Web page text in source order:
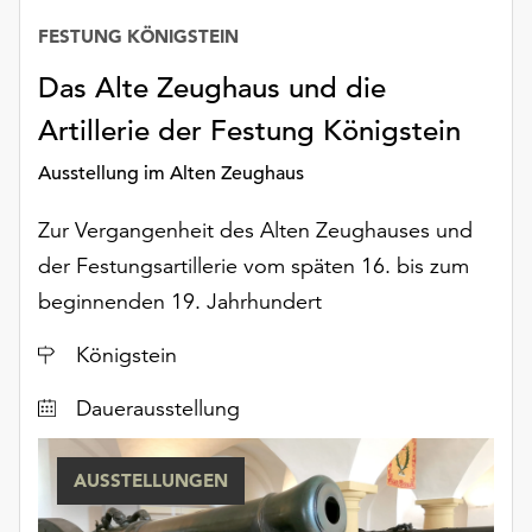
Das Alte Zeughaus und die
Artillerie der Festung Königstein
Ausstellung im Alten Zeughaus
FESTUNG KÖNIGSTEIN
Zur Vergangenheit des Alten Zeughauses und
der Festungsartillerie vom späten 16. bis zum
beginnenden 19. Jahrhundert
Ort
Königstein
Datum
Dauerausstellung
AUSSTELLUNGEN